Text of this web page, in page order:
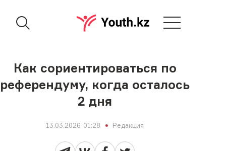
Как сориентироваться по
референдуму, когда осталось
2 дня
13.03.2026, 01:28 Редакция